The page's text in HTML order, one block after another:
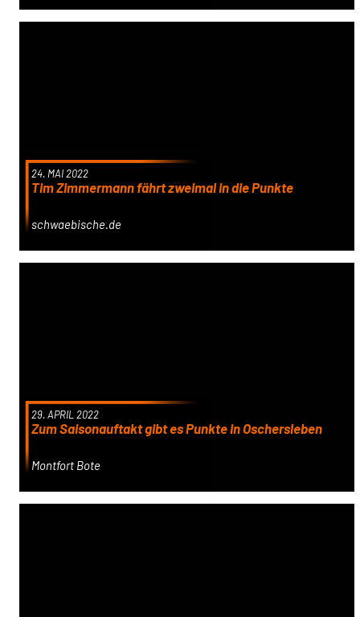
24. MAI 2022
Tim Zimmermann fährt zweimal in die Punkte
schwaebische.de
29. APRIL 2022
Zum Saisonauftakt gibt es Punkte in Oschersleben
Montfort Bote